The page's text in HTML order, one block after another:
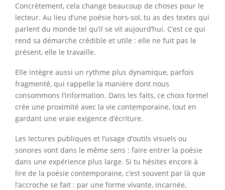
Concrètement, cela change beaucoup de choses pour le
lecteur. Au lieu d’une poésie hors-sol, tu as des textes qui
parlent du monde tel qu’il se vit aujourd’hui. C’est ce qui
rend sa démarche crédible et utile : elle ne fuit pas le
présent, elle le travaille.
Elle intègre aussi un rythme plus dynamique, parfois
fragmenté, qui rappelle la manière dont nous
consommons l’information. Dans les faits, ce choix formel
crée une proximité avec la vie contemporaine, tout en
gardant une vraie exigence d’écriture.
Les lectures publiques et l’usage d’outils visuels ou
sonores vont dans le même sens : faire entrer la poésie
dans une expérience plus large. Si tu hésites encore à
lire de la poésie contemporaine, c’est souvent par là que
l’accroche se fait : par une forme vivante, incarnée,